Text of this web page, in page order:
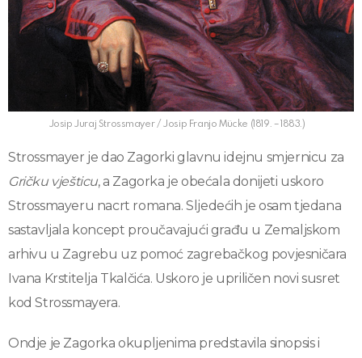
Josip Juraj Strossmayer / Josip Franjo Mücke (1819. – 1883.)
Strossmayer je dao Zagorki glavnu idejnu smjernicu za
Gričku vješticu, a Zagorka je obećala donijeti uskoro
Strossmayeru nacrt romana. Sljedećih je osam tjedana
sastavljala koncept proučavajući građu u Zemaljskom
arhivu u Zagrebu uz pomoć zagrebačkog povjesničara
Ivana Krstitelja Tkalčića. Uskoro je upriličen novi susret
kod Strossmayera.
Ondje je Zagorka okupljenima predstavila sinopsis i